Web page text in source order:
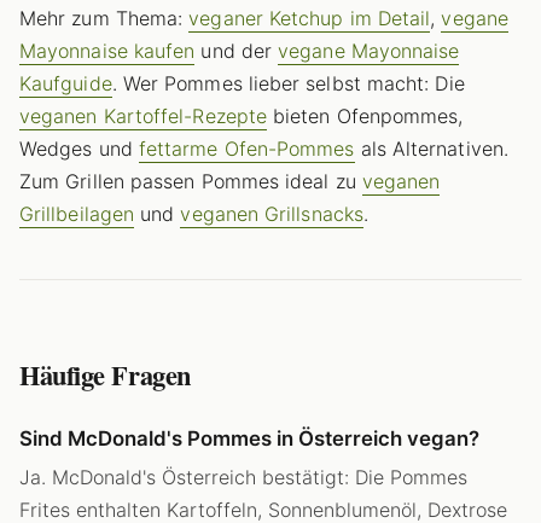
Mehr zum Thema:veganer Ketchup im Detail,vegane
Mayonnaise kaufen und dervegane Mayonnaise
Kaufguide. Wer Pommes lieber selbst macht: Die
veganen Kartoffel-Rezepte bieten Ofenpommes,
Wedges und fettarme Ofen-Pommes als Alternativen.
Zum Grillen passen Pommes ideal zu veganen
Grillbeilagen undveganen Grillsnacks.
Häufige Fragen
Sind McDonald's Pommes in Österreich vegan?
Ja. McDonald's Österreich bestätigt: Die Pommes
Frites enthalten Kartoffeln, Sonnenblumenöl, Dextrose